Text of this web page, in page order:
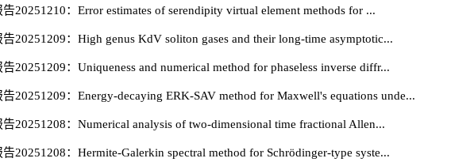
20251210：Error estimates of serendipity virtual element methods for ...
20251209：High genus KdV soliton gases and their long-time asymptotic...
20251209：Uniqueness and numerical method for phaseless inverse diffr...
20251209：Energy-decaying ERK-SAV method for Maxwell's equations unde...
20251208：Numerical analysis of two-dimensional time fractional Allen...
20251208：Hermite-Galerkin spectral method for Schrödinger-type syste...